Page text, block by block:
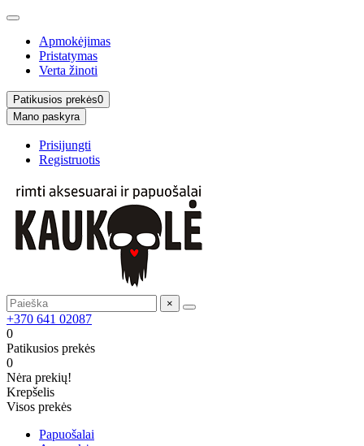
Apmokėjimas
Pristatymas
Verta žinoti
Patikusios prekės0
Mano paskyra
Prisijungti
Registruotis
×
+370 641 02087
0
Patikusios prekės
0
Nėra prekių!
Krepšelis
Visos prekės
Papuošalai